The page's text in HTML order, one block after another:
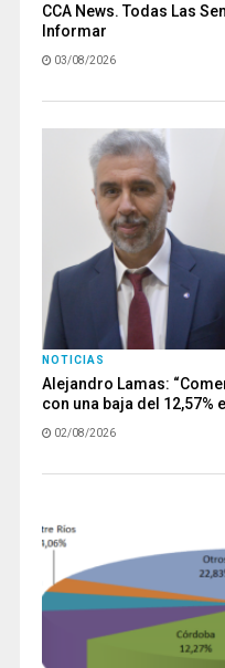
CCA News. Todas Las
Informar
03/08/2026
NOTICIAS
Alejandro Lamas:
con una baja del 12,57%
02/08/2026